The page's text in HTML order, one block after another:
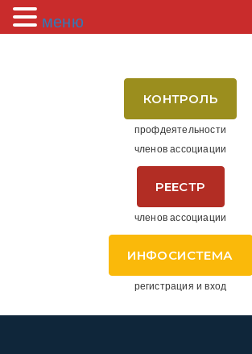
КОНТРОЛЬ
профдеятельности
членов ассоциации
РЕЕСТР
членов ассоциации
ИНФОСИСТЕМА
регистрация и вход
меню